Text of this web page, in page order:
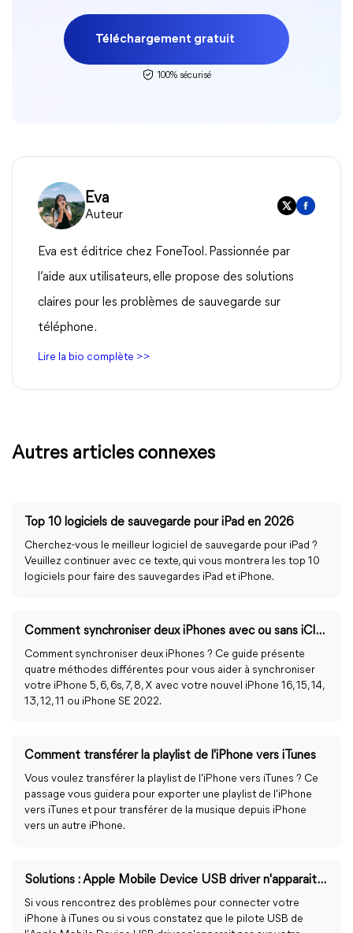
Téléchargement gratuit
100% sécurisé
Eva
Auteur
Eva est éditrice chez FoneTool. Passionnée par
l’aide aux utilisateurs, elle propose des solutions
claires pour les problèmes de sauvegarde sur
téléphone.
Lire la bio complète >>
Autres articles connexes
Top 10 logiciels de sauvegarde pour iPad en 2026
Cherchez-vous le meilleur logiciel de sauvegarde pour iPad ?
Veuillez continuer avec ce texte, qui vous montrera les top 10
logiciels pour faire des sauvegardes iPad et iPhone.
Comment synchroniser deux iPhones avec ou sans iCloud
Comment synchroniser deux iPhones ? Ce guide présente
quatre méthodes différentes pour vous aider à synchroniser
votre iPhone 5, 6, 6s, 7, 8, X avec votre nouvel iPhone 16, 15, 14,
13, 12, 11 ou iPhone SE 2022.
Comment transférer la playlist de l'iPhone vers iTunes
Vous voulez transférer la playlist de l'iPhone vers iTunes ? Ce
passage vous guidera pour exporter une playlist de l'iPhone
vers iTunes et pour transférer de la musique depuis iPhone
vers un autre iPhone.
Solutions : Apple Mobile Device USB driver n'apparait pas sous Windows
Si vous rencontrez des problèmes pour connecter votre
iPhone à iTunes ou si vous constatez que le pilote USB de